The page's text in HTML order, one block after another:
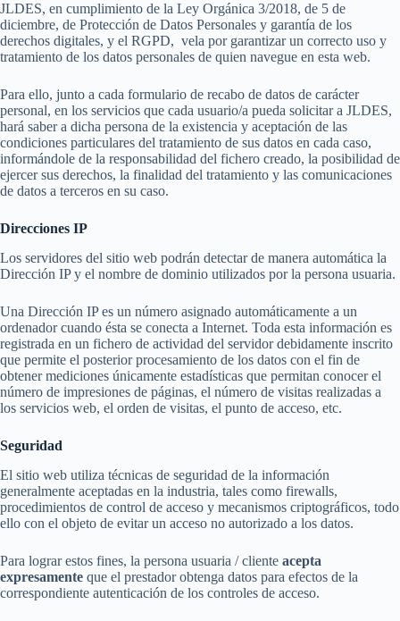
JLDES, en cumplimiento de la Ley Orgánica 3/2018, de 5 de
diciembre, de Protección de Datos Personales y garantía de los
derechos digitales, y el RGPD, vela por garantizar un correcto uso y
tratamiento de los datos personales de quien navegue en esta web.
Para ello, junto a cada formulario de recabo de datos de carácter
personal, en los servicios que cada usuario/a pueda solicitar a JLDES,
hará saber a dicha persona de la existencia y aceptación de las
condiciones particulares del tratamiento de sus datos en cada caso,
informándole de la responsabilidad del fichero creado, la posibilidad de
ejercer sus derechos, la finalidad del tratamiento y las comunicaciones
de datos a terceros en su caso.
Direcciones IP
Los servidores del sitio web podrán detectar de manera automática la
Dirección IP y el nombre de dominio utilizados por la persona usuaria.
Una Dirección IP es un número asignado automáticamente a un
ordenador cuando ésta se conecta a Internet. Toda esta información es
registrada en un fichero de actividad del servidor debidamente inscrito
que permite el posterior procesamiento de los datos con el fin de
obtener mediciones únicamente estadísticas que permitan conocer el
número de impresiones de páginas, el número de visitas realizadas a
los servicios web, el orden de visitas, el punto de acceso, etc.
Seguridad
El sitio web utiliza técnicas de seguridad de la información
generalmente aceptadas en la industria, tales como firewalls,
procedimientos de control de acceso y mecanismos criptográficos, todo
ello con el objeto de evitar un acceso no autorizado a los datos.
Para lograr estos fines, la persona usuaria / cliente acepta
expresamente que el prestador obtenga datos para efectos de la
correspondiente autenticación de los controles de acceso.